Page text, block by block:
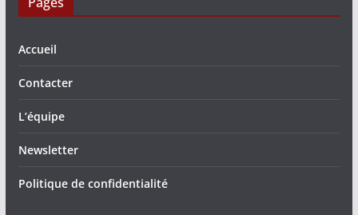
Accueil
Contacter
L’équipe
Newsletter
Politique de confidentialité